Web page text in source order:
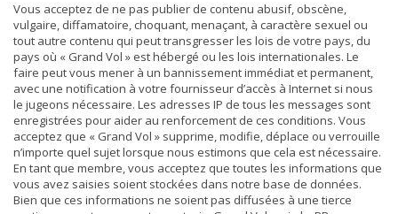
Vous acceptez de ne pas publier de contenu abusif, obscène,
vulgaire, diffamatoire, choquant, menaçant, à caractère sexuel ou
tout autre contenu qui peut transgresser les lois de votre pays, du
pays où « Grand Vol » est hébergé ou les lois internationales. Le
faire peut vous mener à un bannissement immédiat et permanent,
avec une notification à votre fournisseur d’accès à Internet si nous
le jugeons nécessaire. Les adresses IP de tous les messages sont
enregistrées pour aider au renforcement de ces conditions. Vous
acceptez que « Grand Vol » supprime, modifie, déplace ou verrouille
n’importe quel sujet lorsque nous estimons que cela est nécessaire.
En tant que membre, vous acceptez que toutes les informations que
vous avez saisies soient stockées dans notre base de données.
Bien que ces informations ne soient pas diffusées à une tierce